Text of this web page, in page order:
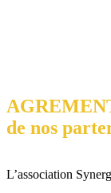
de nos
L’association